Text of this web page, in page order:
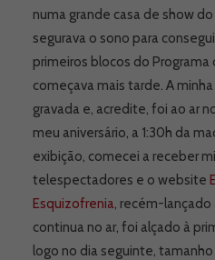
numa grande casa de show
segurava o sono para
primeiros blocos do Programa
começava mais tarde. A
gravada e, acredite, foi ao ar
meu aniversário, a 1:30h da
exibição, comecei a receber
telespectadores e o website
Esquizofrenia, recém-
continua no ar, foi alçado à
logo no dia seguinte,